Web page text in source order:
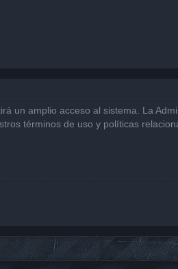
un amplio acceso al sistema. La
términos de uso y políticas